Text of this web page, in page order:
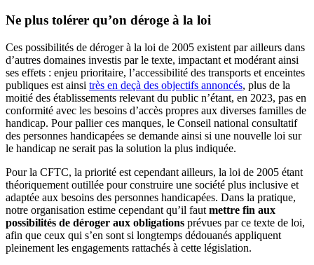
Ne plus tolérer qu’on déroge à la loi
Ces possibilités de déroger à la loi de 2005 existent par ailleurs dans
d’autres domaines investis par le texte, impactant et modérant ainsi
ses effets : enjeu prioritaire, l’accessibilité des transports et enceintes
publiques est ainsi très en deçà des objectifs annoncés, plus de la
moitié des établissements relevant du public n’étant, en 2023, pas en
conformité avec les besoins d’accès propres aux diverses familles de
handicap. Pour pallier ces manques, le Conseil national consultatif
des personnes handicapées se demande ainsi si une nouvelle loi sur
le handicap ne serait pas la solution la plus indiquée.
Pour la CFTC, la priorité est cependant ailleurs, la loi de 2005 étant
théoriquement outillée pour construire une société plus inclusive et
adaptée aux besoins des personnes handicapées. Dans la pratique,
notre organisation estime cependant qu’il faut mettre fin aux
possibilités de déroger aux obligations prévues par ce texte de loi,
afin que ceux qui s’en sont si longtemps dédouanés appliquent
pleinement les engagements rattachés à cette législation.